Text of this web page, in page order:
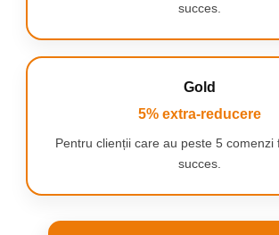
succes.
Gold
5% extra-reducere
Pentru clienții care au peste 5 comenzi
succes.